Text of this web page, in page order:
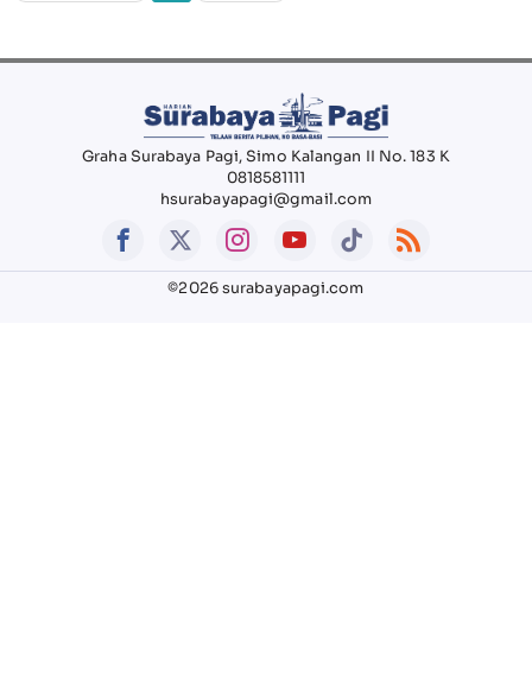
Graha Surabaya Pagi, Simo Kalangan II No. 183 K
0818581111
hsurabayapagi@gmail.com
©2026 surabayapagi.com